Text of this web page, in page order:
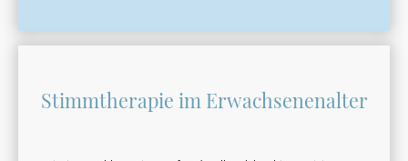
Stimmtherapie im Erwachsenenalter